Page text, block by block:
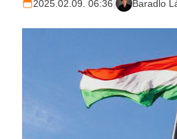
2025.02.09. 06:36| Baradlo